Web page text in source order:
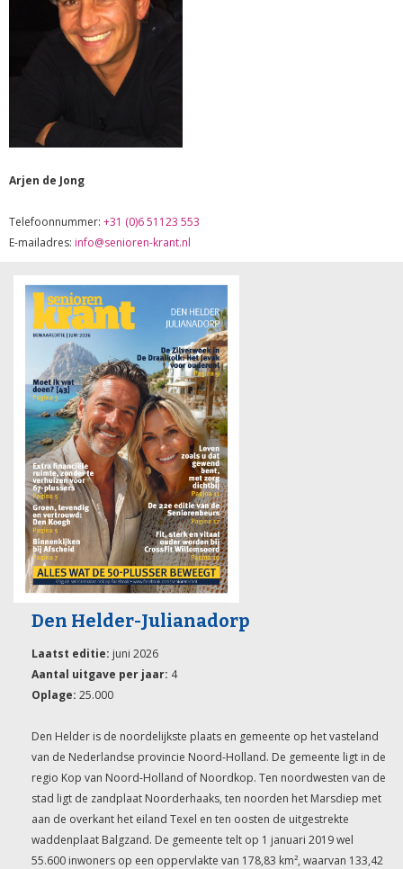
Arjen de Jong
Telefoonnummer: +31 (0)6 51123 553
E-mailadres: info@senioren-krant.nl
Den Helder-Julianadorp
Laatst editie: juni 2026
Aantal uitgave per jaar: 4
Oplage: 25.000
Den Helder is de noordelijkste plaats en gemeente op het vasteland
van de Nederlandse provincie Noord-Holland. De gemeente ligt in de
regio Kop van Noord-Holland of Noordkop. Ten noordwesten van de
stad ligt de zandplaat Noorderhaaks, ten noorden het Marsdiep met
aan de overkant het eiland Texel en ten oosten de uitgestrekte
waddenplaat Balgzand. De gemeente telt op 1 januari 2019 wel
55.600 inwoners op een oppervlakte van 178,83 km², waarvan 133,42